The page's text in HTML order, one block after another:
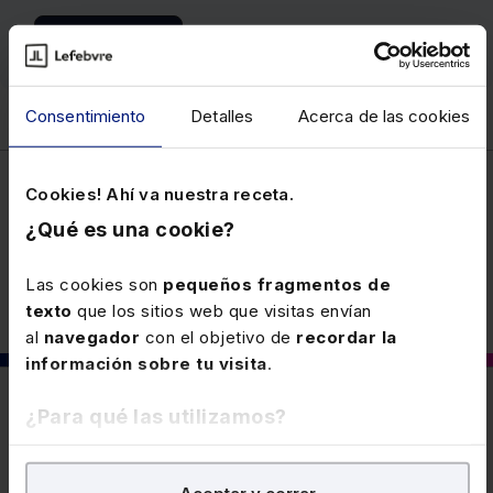
Consentimiento Detalles Acerca de las cookies
Cookies! Ahí va nuestra receta.
¿Qué es una cookie?
Las cookies son pequeños fragmentos de
texto que los sitios web que visitas envían
al navegador con el objetivo de recordar la
información sobre tu visita.
¿Para qué las utilizamos?
En Lefebvre utilizamos las cookies confines
Laboral
También puede interesarte